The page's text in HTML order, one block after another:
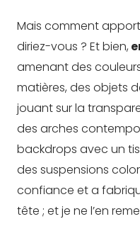
Mais comment
diriez-vous ? Et bien,
amenant des
matières, des objets
jouant sur la
des arches
backdrops avec un
des suspensions
confiance et a
tête ; et je ne l’en